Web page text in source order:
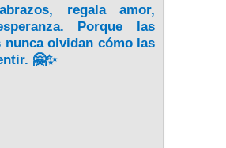
regala amor,
Porque las
nunca olvidan cómo las
🤗✨